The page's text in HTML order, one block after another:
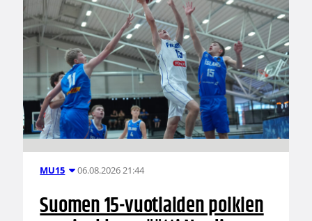
MU15 06.08.2026 21:44
Suomen 15-vuotiaiden poikien